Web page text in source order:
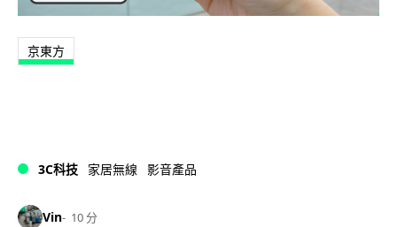
京東方
3C科技 家居無線 影音產品
Vin 10 分